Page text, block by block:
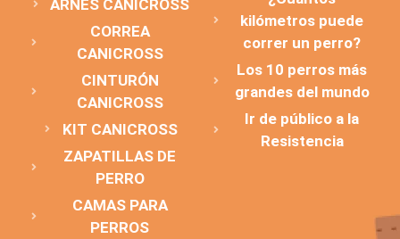
ARNÉS CANICROSS
CORREA
CANICROSS
CINTURÓN
CANICROSS
KIT CANICROSS
ZAPATILLAS DE
PERRO
CAMAS PARA
PERROS
kilómetros puede
correr un perro?
Los 10 perros más
grandes del mundo
Ir de público a la
Resistencia